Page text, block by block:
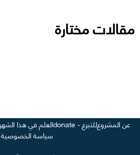
مقالات مختارة
عن المشروعللتبرع - donate العلم في هذا الشهر
سياسة الخصوصية